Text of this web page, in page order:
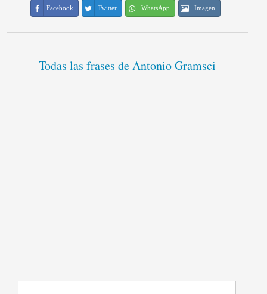
Facebook Twitter WhatsApp Imagen
Todas las frases de Antonio Gramsci